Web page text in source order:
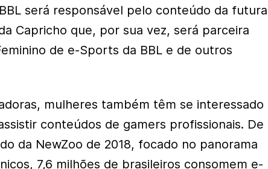
será responsável pelo conteúdo da futura
Capricho que, por sua vez, será parceira
de e-Sports da BBL e de outros
mulheres também têm se interessado
conteúdos de gamers profissionais. De
da NewZoo de 2018, focado no panorama
7,6 milhões de brasileiros consomem e-